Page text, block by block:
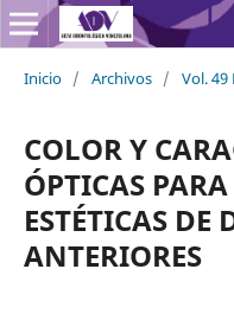
Inicio / Archivos / Vol. 49
COLOR Y
ÓPTICAS
ESTÉTICAS DE
ANTERIORES